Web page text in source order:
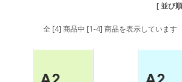
[ 並び
全 [4] 商品中 [1-4] 商品を表示しています